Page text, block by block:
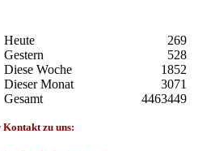
Heute
269
Gestern
528
Diese Woche
1852
Dieser Monat
3071
Gesamt
4463449
zu uns: